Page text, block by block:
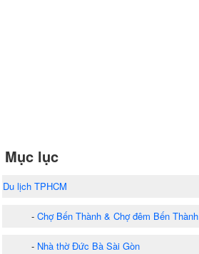
Mục lục
Du lịch TPHCM
- Chợ Bến Thành & Chợ đêm Bến Thành
- Nhà thờ Đức Bà Sài Gòn